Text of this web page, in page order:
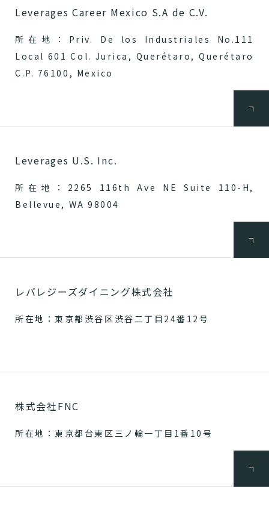
Leverages Career Mexico S.A de C.V.
所在地：Priv. De los Industriales No.111
Local 601 Col. Jurica, Querétaro, Querétaro
C.P. 76100, Mexico
Leverages U.S. Inc.
所在地：2265 116th Ave NE Suite 110-H,
Bellevue, WA 98004
レバレジーズダイニング株式会社
所在地：東京都渋谷区渋谷二丁目24番12号
株式会社FNC
所在地：東京都台東区三ノ輪一丁目1番10号